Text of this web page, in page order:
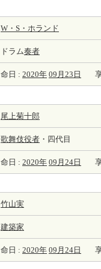
W・S・ホランド
ドラム奏者
命日 : 2020年 09月23日
尾上菊十郎
歌舞伎役者 ・四代目
命日 : 2020年 09月24日
竹山実
建築家
命日 : 2020年 09月24日